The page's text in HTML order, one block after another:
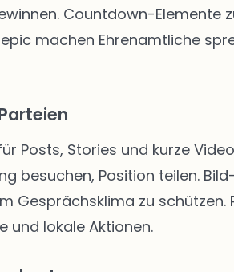
Countdown-Elemente
machen Ehrenamtliche
Posts, Stories und kurze
besuchen, Position teilen.
Gesprächsklima zu schützen.
und lokale Aktionen.